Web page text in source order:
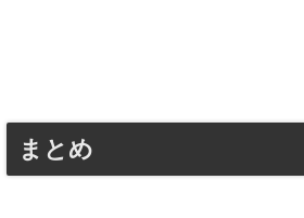
まとめ